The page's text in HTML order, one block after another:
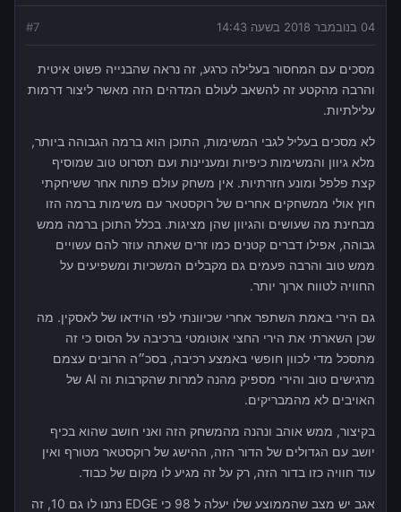
04 בנובמבר 2018 בשעה 14:43 #7
מסכים עם המחסור בעלילה כרגע, זה נראה שהבנייה פשוט איטית
והרבה מהקטע זה להשאב לעולם המדהים הזה מאשר ליצור דרמות
עלילתיות.
לא מסכים בעליל לגבי המשימות, התוכן הוא ברמה הגבוהה ביותר,
מלא גיוון והמשימות כיפיות ומעניינות ועם תסרוט טוב שמוסיף
קצת פלפל ומונע חזרתיות. אין משחק עולם פתוח אחר ששיחקתי
חוץ אולי ממשחקים אחרים של רוקסטאר עם משימות ברמה הזו
מבחינת מה שעושים והגיוון שהן מציגות. בכלל התוכן ברמה ממש
גבוהה, אפילו דברים קטנים כמו זרים שאתה עוזר להם עשויים
ממש טוב והרבה פעמים גם מקבלים המשכיות ומשפיעים על
החוויה לטווח ארוך יותר.
גם הירי באמת השתפר אחרי שכיוונתי לפי הוידאו של לאסקין. מה
שכן השארתי את הירי החצי אוטומטי ברכיבה על הסוס כי זה
מתסכל מדי לכוון חופשי באמצע רכיבה, בסכ״ה הרובים עצמם
מרגישים טוב והירי מספיק מהנה למרות שהקרבות וה AI של
האויבים לא מהמבריקים.
בקיצור, ממש אוהב ונהנה מהמשחק הזה ואני חושב שהוא בכיף
יושב עם הגדולים של הדור הזה, ההישג של רוקסטאר מטורף ואין
עוד חוויה כזו בדור הזה, רק על זה מגיע לו מקום של כבוד.
אגב יש מצב שהממוצע שלו יעלה ל 98 כי EDGE נתנו לו גם 10, זה